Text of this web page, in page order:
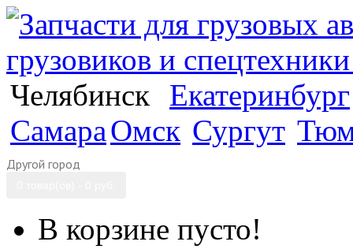
Челябинск
Екатеринбург
СамараОмск Сургут
Другой город
В корзине пусто!